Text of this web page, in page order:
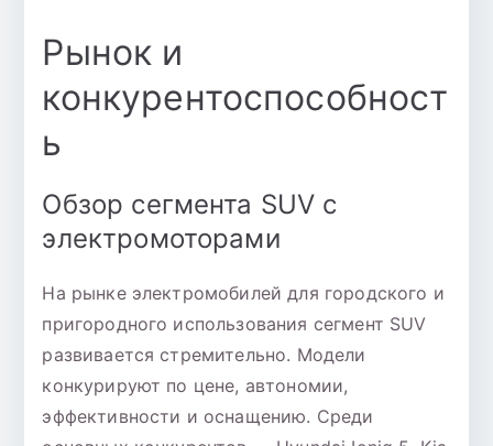
Рынок и
конкурентоспособност
ь
Обзор сегмента SUV с
электромоторами
На рынке электромобилей для городского и
пригородного использования сегмент SUV
развивается стремительно. Модели
конкурируют по цене, автономии,
эффективности и оснащению. Среди